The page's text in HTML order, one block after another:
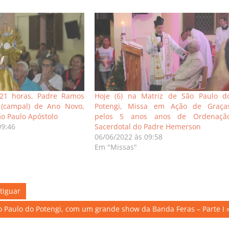
horas, Padre Ramos
de Ano Novo,
Paulo Apóstolo
Hoje (6) na Matriz de São Paulo
Potengi, Missa em Ação de
pelos 5 anos anos de
Sacerdotal do Padre Hemerson
06/06/2022 às 09:58
Em "Missas"
do Potengi, com um grande show da Banda Feras – Parte I